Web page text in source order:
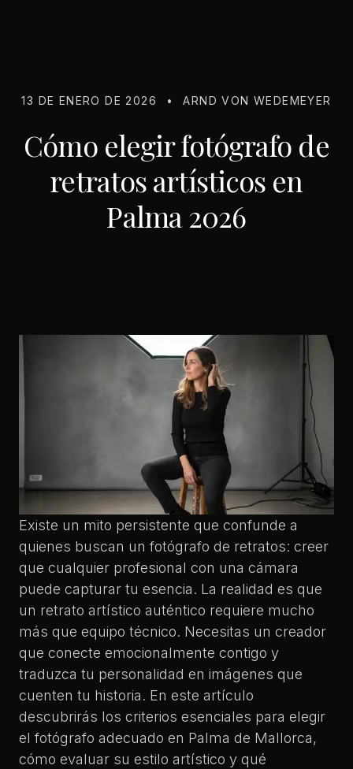
13 DE ENERO DE 2026 • ARND VON WEDEMEYER
Cómo elegir fotógrafo de
retratos artísticos en
Palma 2026
Existe un mito persistente que confunde a
quienes buscan un fotógrafo de retratos: creer
que cualquier profesional con una cámara
puede capturar tu esencia. La realidad es que
un retrato artístico auténtico requiere mucho
más que equipo técnico. Necesitas un creador
que conecte emocionalmente contigo y
traduzca tu personalidad en imágenes que
cuenten tu historia. En este artículo
descubrirás los criterios esenciales para elegir
el fotógrafo adecuado en Palma de Mallorca,
cómo evaluar su estilo artístico y qué